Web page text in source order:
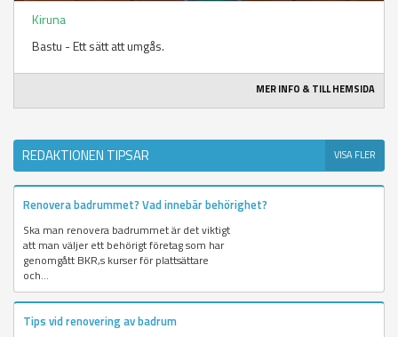
Kiruna
Bastu - Ett sätt att umgås.
MER INFO & TILL HEMSIDA
REDAKTIONEN TIPSAR VISA FLER
Renovera badrummet? Vad innebär behörighet?
Ska man renovera badrummet är det viktigt
att man väljer ett behörigt företag som har
genomgått BKR,s kurser för plattsättare
och...
Tips vid renovering av badrum